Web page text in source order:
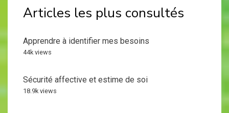
Articles les plus consultés
Apprendre à identifier mes besoins
44k views
Sécurité affective et estime de soi
18.9k views